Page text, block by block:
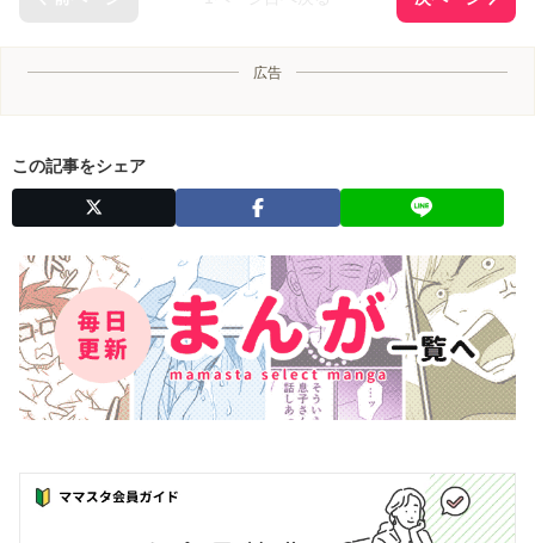
広告
この記事をシェア